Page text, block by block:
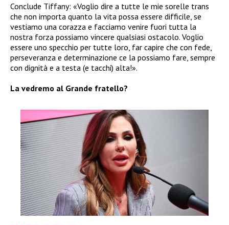
Conclude Tiffany: «Voglio dire a tutte le mie sorelle trans
che non importa quanto la vita possa essere difficile, se
vestiamo una corazza e facciamo venire fuori tutta la
nostra forza possiamo vincere qualsiasi ostacolo. Voglio
essere uno specchio per tutte loro, far capire che con fede,
perseveranza e determinazione ce la possiamo fare, sempre
con dignità e a testa (e tacchi) alta!».
La vedremo al Grande fratello?